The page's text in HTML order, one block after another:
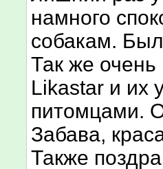
намного
собакам.
Так же очень
Likastar и их
питомцами.
Забава,
Также